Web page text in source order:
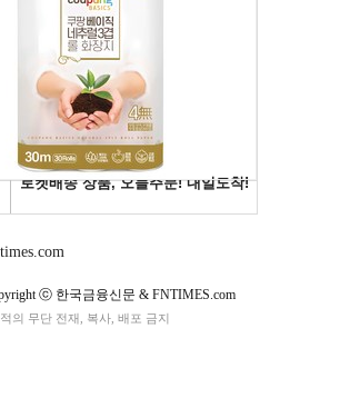
ⓒ 한국금융신문 & FNTIMES.com
의 무단 전재, 복사, 배포 금지